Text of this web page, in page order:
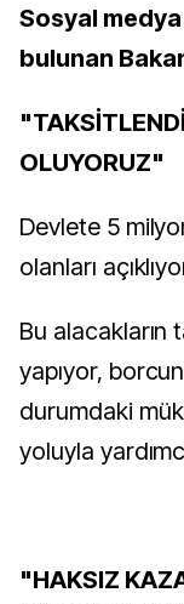
Sosyal
bulunan
OLUYORUZ"
Devlete 5
olanları
Bu alacakların
yapıyor,
durumdaki
yoluyla
"HAKSIZ